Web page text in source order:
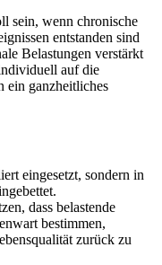
sein, wenn chronische
entstanden sind
Belastungen verstärkt
auf die
ein ganzheitliches
eingesetzt, sondern in
dass belastende
bestimmen,
zurück zu